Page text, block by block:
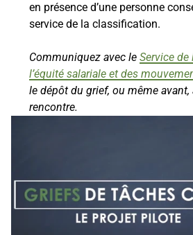
en présence d’une personne
service de la classification.
Communiquez avec leService
l’équité salariale et des
le dépôt du grief, ou même
rencontre.